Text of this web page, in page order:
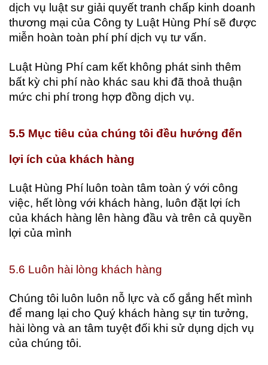
dịch vụ luật sư giải quyết tranh chấp kinh doanh
thương mại của Công ty Luật Hùng Phí sẽ được
miễn hoàn toàn phí phí dịch vụ tư vấn.
Luật Hùng Phí cam kết không phát sinh thêm
bất kỳ chi phí nào khác sau khi đã thoả thuận
mức chi phí trong hợp đồng dịch vụ.
5.5 Mục tiêu của chúng tôi đều hướng đến
lợi ích của khách hàng
Luật Hùng Phí luôn toàn tâm toàn ý với công
việc, hết lòng với khách hàng, luôn đặt lợi ích
của khách hàng lên hàng đầu và trên cả quyền
lợi của mình
5.6 Luôn hài lòng khách hàng
Chúng tôi luôn luôn nỗ lực và cố gắng hết mình
để mang lại cho Quý khách hàng sự tin tưởng,
hài lòng và an tâm tuyệt đối khi sử dụng dịch vụ
của chúng tôi.